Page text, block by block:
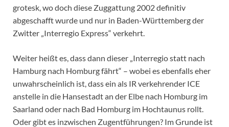
grotesk, wo doch diese Zuggattung 2002 definitiv
abgeschafft wurde und nur in Baden-Württemberg der
Zwitter „Interregio Express“ verkehrt.
Weiter heißt es, dass dann dieser „Interregio statt nach
Hamburg nach Homburg fährt“ – wobei es ebenfalls eher
unwahrscheinlich ist, dass ein als IR verkehrender ICE
anstelle in die Hansestadt an der Elbe nach Homburg im
Saarland oder nach Bad Homburg im Hochtaunus rollt.
Oder gibt es inzwischen Zugentführungen? Im Grunde ist